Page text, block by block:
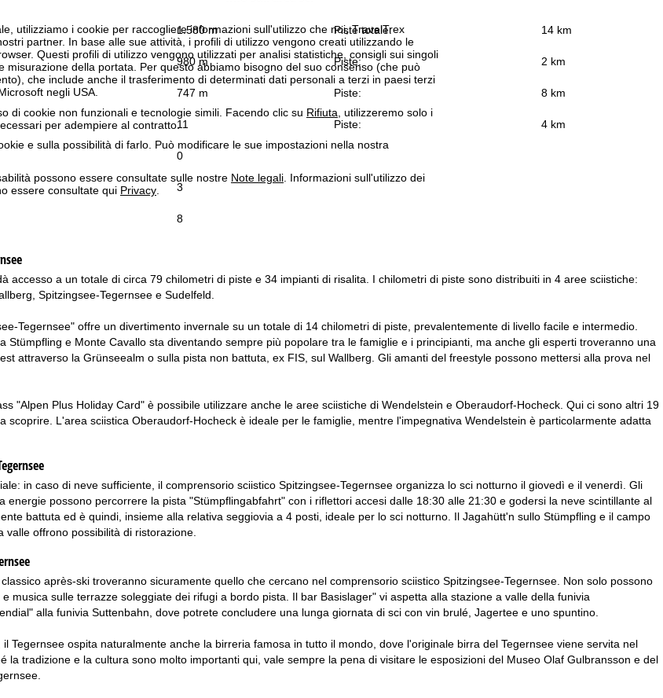
utilizziamo i cookie per raccogliere informazioni sull'utilizzo che noi, TravelTrex
partner. In base alle sue attività, i profili di utilizzo vengono creati utilizzando le
Questi profili di utilizzo vengono utilizzati per analisi statistiche, consigli sui singoli
misurazione della portata. Per questo abbiamo bisogno del suo consenso (che può
che include anche il trasferimento di determinati dati personali a terzi in paesi terzi
negli USA.
di cookie non funzionali e tecnologie simili. Facendo clic su Rifiuta, utilizzeremo solo i
per adempiere al contratto.
e sulla possibilità di farlo. Può modificare le sue impostazioni nella nostra
possono essere consultate sulle nostre Note legali . Informazioni sull'utilizzo dei
essere consultate qui Privacy
1.580 m Piste totale: 14 km
980 m Piste: 2 km
747 m Piste: 8 km
11 Piste: 4 km
0
3
8
accesso a un totale di circa 79 chilometri di piste e 34 impianti di risalita. I chilometri di piste sono distribuiti in 4 aree sciistiche:
Spitzingsee-Tegernsee e Sudelfeld.
Tegernsee" offre un divertimento invernale su un totale di 14 chilometri di piste, prevalentemente di livello facile e intermedio.
Stümpfling e Monte Cavallo sta diventando sempre più popolare tra le famiglie e i principianti, ma anche gli esperti troveranno una
attraverso la Grünseealm o sulla pista non battuta, ex FIS, sul Wallberg. Gli amanti del freestyle possono mettersi alla prova nel
"Alpen Plus Holiday Card" è possibile utilizzare anche le aree sciistiche di Wendelstein e Oberaudorf-Hocheck. Qui ci sono altri 19
scoprire. L'area sciistica Oberaudorf-Hocheck è ideale per le famiglie, mentre l'impegnativa Wendelstein è particolarmente adatta
in caso di neve sufficiente, il comprensorio sciistico Spitzingsee-Tegernsee organizza lo sci notturno il giovedì e il venerdì. Gli
energie possono percorrere la pista "Stümpflingabfahrt" con i riflettori accesi dalle 18:30 alle 21:30 e godersi la neve scintillante al
battuta ed è quindi, insieme alla relativa seggiovia a 4 posti, ideale per lo sci notturno. Il Jagahütt'n sullo Stümpfling e il campo
valle offrono possibilità di ristorazione.
après-ski troveranno sicuramente quello che cercano nel comprensorio sciistico Spitzingsee-Tegernsee. Non solo possono
musica sulle terrazze soleggiate dei rifugi a bordo pista. Il bar Basislager" vi aspetta alla stazione a valle della funivia
alla funivia Suttenbahn, dove potrete concludere una lunga giornata di sci con vin brulé, Jagertee e uno spuntino.
Tegernsee ospita naturalmente anche la birreria famosa in tutto il mondo, dove l'originale birra del Tegernsee viene servita nel
la tradizione e la cultura sono molto importanti qui, vale sempre la pena di visitare le esposizioni del Museo Olaf Gulbransson e del